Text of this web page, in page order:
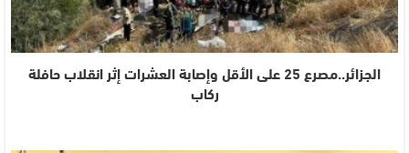
الجزائر..مصرع 25 على الأقل وإصابة العشرات إثر انقلاب حافلة
ركاب